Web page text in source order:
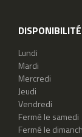
Lundi
Mardi
Mercredi
Jeudi
Vendredi
Fermé le samedi
Fermé le